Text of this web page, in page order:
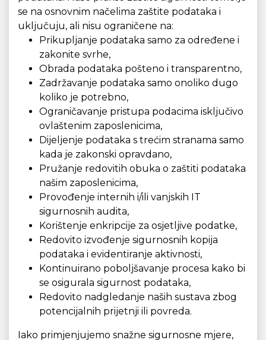
se na osnovnim načelima zaštite podataka i
uključuju, ali nisu ograničene na:
Prikupljanje podataka samo za određene i
zakonite svrhe,
Obrada podataka pošteno i transparentno,
Zadržavanje podataka samo onoliko dugo
koliko je potrebno,
Ograničavanje pristupa podacima isključivo
ovlaštenim zaposlenicima,
Dijeljenje podataka s trećim stranama samo
kada je zakonski opravdano,
Pružanje redovitih obuka o zaštiti podataka
našim zaposlenicima,
Provođenje internih i/ili vanjskih IT
sigurnosnih audita,
Korištenje enkripcije za osjetljive podatke,
Redovito izvođenje sigurnosnih kopija
podataka i evidentiranje aktivnosti,
Kontinuirano poboljšavanje procesa kako bi
se osigurala sigurnost podataka,
Redovito nadgledanje naših sustava zbog
potencijalnih prijetnji ili povreda.
Iako primjenjujemo snažne sigurnosne mjere,